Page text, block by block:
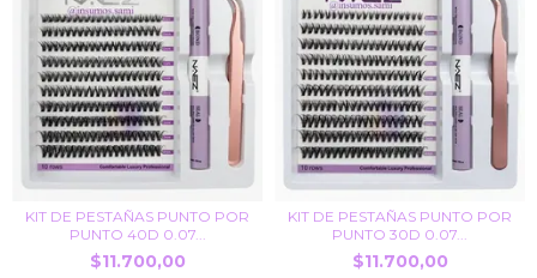
KIT DE PESTAÑAS PUNTO POR
PUNTO 40D 0.07...
$11.700,00
KIT DE PESTAÑAS PUNTO POR
PUNTO 30D 0.07...
$11.700,00